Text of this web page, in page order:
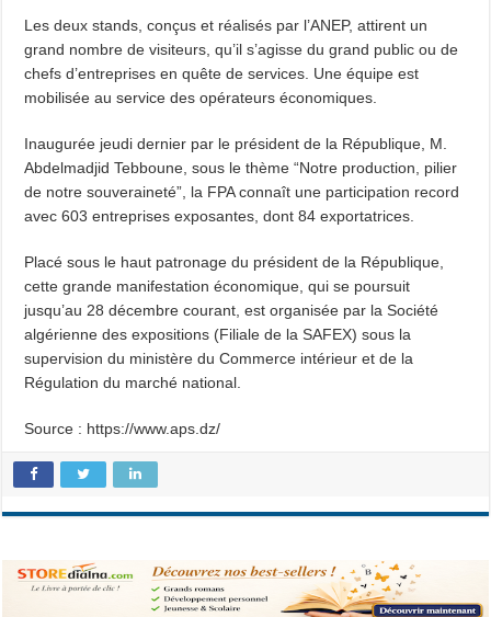
Les deux stands, conçus et réalisés par l’ANEP, attirent un
grand nombre de visiteurs, qu’il s’agisse du grand public ou de
chefs d’entreprises en quête de services. Une équipe est
mobilisée au service des opérateurs économiques.
Inaugurée jeudi dernier par le président de la République, M.
Abdelmadjid Tebboune, sous le thème “Notre production, pilier
de notre souveraineté”, la FPA connaît une participation record
avec 603 entreprises exposantes, dont 84 exportatrices.
Placé sous le haut patronage du président de la République,
cette grande manifestation économique, qui se poursuit
jusqu’au 28 décembre courant, est organisée par la Société
algérienne des expositions (Filiale de la SAFEX) sous la
supervision du ministère du Commerce intérieur et de la
Régulation du marché national.
Source : https://www.aps.dz/